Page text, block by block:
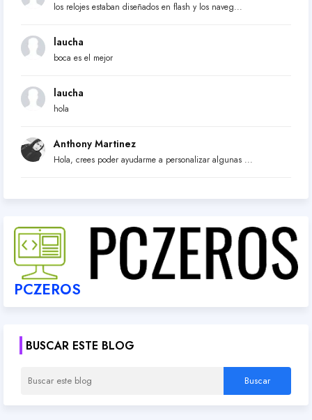
los relojes estaban diseñados en flash y los naveg...
laucha
boca es el mejor
laucha
hola
Anthony Martinez
Hola, crees poder ayudarme a personalizar algunas ...
PCZEROS
BUSCAR ESTE BLOG